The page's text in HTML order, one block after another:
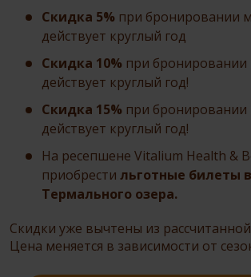
Скидка 5% при бронировании
действует круглый год
Скидка 10% при
действует круглый год!
Скидка 15% при
действует круглый год!
На ресепшене Vitalium Health &
приобрести льготные билеты
Термального озера.
Скидки уже вычтены из
Цена меняется в зависимости от